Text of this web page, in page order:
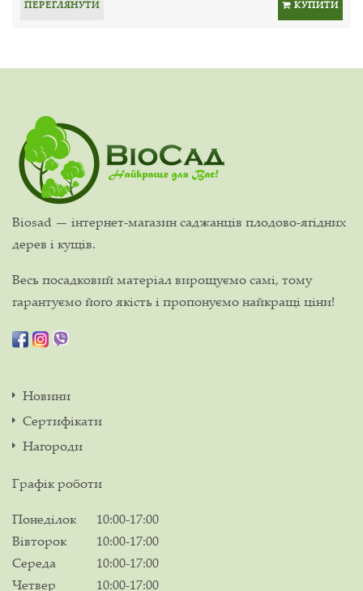
ПЕРЕГЛЯНУТИ КУПИТИ
Biosad — інтернет-магазин саджанців плодово-ягідних
дерев і кущів.
Весь посадковий матеріал вирощуємо самі, тому
гарантуємо його якість і пропонуємо найкращі ціни!
Новини
Сертифікати
Нагороди
Графік роботи
Понеділок
10:00-17:00
Вівторок
10:00-17:00
Середа
10:00-17:00
Четвер
10:00-17:00